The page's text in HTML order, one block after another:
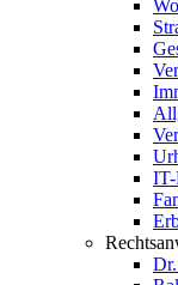
IT-